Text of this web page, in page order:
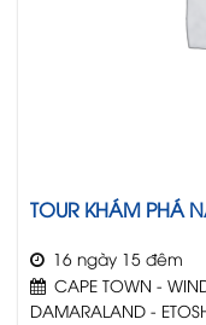
TOUR KHÁM PHÁ
16 ngày 15 đêm
CAPE TOWN -
DAMARALAND -